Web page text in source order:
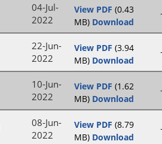
04-Jul-
2022
View PDF (0.43
MB) Download
22-Jun-
2022
View PDF (3.94
MB) Download
10-Jun-
2022
View PDF (1.62
MB) Download
08-Jun-
2022
View PDF (8.79
MB) Download